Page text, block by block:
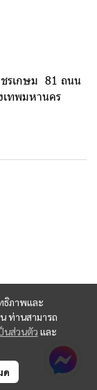
ธิภาพและ
ท่านสามารถ
นส่วนตัว และ
ด
รเกษม 81 ถนน
ทพมหานคร